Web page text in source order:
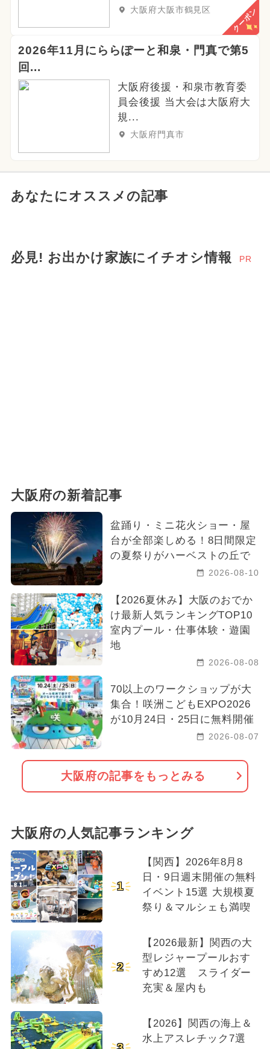
大阪府大阪市鶴見区 クーポン
2026年11月にららぽーと和泉・門真で第5
回...
大阪府後援・和泉市教育委
員会後援 当大会は大阪府大
規...
大阪府門真市
あなたにオススメの記事
必見! お出かけ家族にイチオシ情報 PR
大阪府の新着記事
盆踊り・ミニ花火ショー・屋
台が全部楽しめる！8日間限定
の夏祭りがハーベストの丘で
2026-08-10
【2026夏休み】大阪のおでか
け最新人気ランキングTOP10
室内プール・仕事体験・遊園
地
2026-08-08
70以上のワークショップが大
集合！咲洲こどもEXPO2026
が10月24日・25日に無料開催
2026-08-07
大阪府の記事をもっとみる
大阪府の人気記事ランキング
1
【関西】2026年8月8
日・9日週末開催の無料
イベント15選 大規模夏
祭り＆マルシェも満喫
2
【2026最新】関西の大
型レジャープールおす
すめ12選 スライダー
充実＆屋内も
【2026】関西の海上＆
水上アスレチック7選